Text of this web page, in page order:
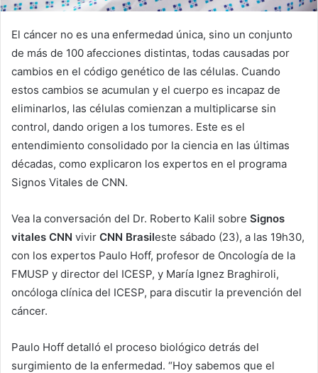
El cáncer no es una enfermedad única, sino un conjunto
de más de 100 afecciones distintas, todas causadas por
cambios en el código genético de las células. Cuando
estos cambios se acumulan y el cuerpo es incapaz de
eliminarlos, las células comienzan a multiplicarse sin
control, dando origen a los tumores. Este es el
entendimiento consolidado por la ciencia en las últimas
décadas, como explicaron los expertos en el programa
Signos Vitales de CNN.
Vea la conversación del Dr. Roberto Kalil sobre Signos
vitales CNN vivir CNN Brasileste sábado (23), a las 19h30,
con los expertos Paulo Hoff, profesor de Oncología de la
FMUSP y director del ICESP, y María Ignez Braghiroli,
oncóloga clínica del ICESP, para discutir la prevención del
cáncer.
Paulo Hoff detalló el proceso biológico detrás del
surgimiento de la enfermedad. “Hoy sabemos que el